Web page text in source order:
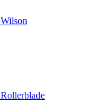
Wilson
Rollerblade